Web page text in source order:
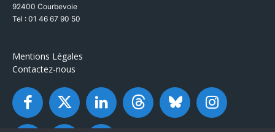
92400 Courbevoie
Tel : 01 46 67 90 50
Mentions Légales
Contactez-nous